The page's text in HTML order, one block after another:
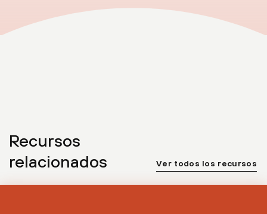
Recursos
relacionados
Ver todos los recursos